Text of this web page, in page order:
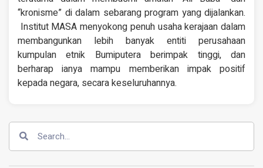
“kronisme” di dalam sebarang program yang dijalankan.
Institut MASA menyokong penuh usaha kerajaan dalam
membangunkan lebih banyak entiti perusahaan
kumpulan etnik Bumiputera berimpak tinggi, dan
berharap ianya mampu memberikan impak positif
kepada negara, secara keseluruhannya.